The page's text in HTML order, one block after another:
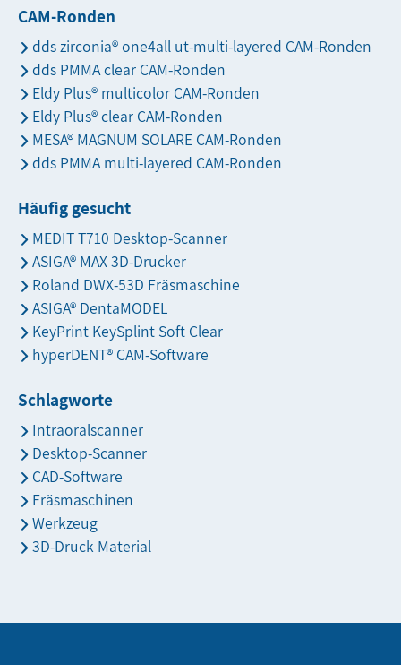
CAM-Ronden
dds zirconia® one4all ut-multi-layered CAM-Ronden
dds PMMA clear CAM-Ronden
Eldy Plus® multicolor CAM-Ronden
Eldy Plus® clear CAM-Ronden
MESA® MAGNUM SOLARE CAM-Ronden
dds PMMA multi-layered CAM-Ronden
Häufig gesucht
MEDIT T710 Desktop-Scanner
ASIGA® MAX 3D-Drucker
Roland DWX-53D Fräsmaschine
ASIGA® DentaMODEL
KeyPrint KeySplint Soft Clear
hyperDENT® CAM-Software
Schlagworte
Intraoralscanner
Desktop-Scanner
CAD-Software
Fräsmaschinen
Werkzeug
3D-Druck Material